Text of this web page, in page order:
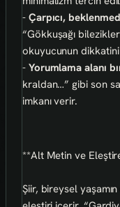
- Çarpıcı,
“Gökkuşağı
okuyucunun
- Yorumlama alanı
kraldan…” gibi son
imkanı verir.
**Alt Metin ve
Şiir, bireysel